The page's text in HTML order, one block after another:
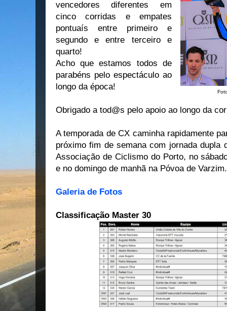
vencedores diferentes em
cinco corridas e empates
pontuaís entre primeiro e
segundo e entre terceiro e
quarto!
Acho que estamos todos de
parabéns pelo espectáculo ao
longo da época!
Obrigado a tod@s pelo apoio ao longo da
A temporada de CX caminha rapidamente
próximo fim de semana com jornada dupla
Associação de Ciclismo do Porto, no
e no domingo de manhã na Póvoa de Varzim.
Galeria de Fotos
Classificação Master 30